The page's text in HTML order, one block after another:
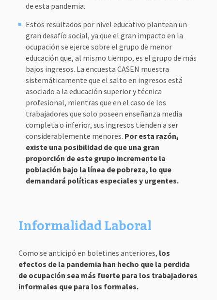
de esta pandemia.
Estos resultados por nivel educativo plantean un
gran desafío social, ya que el gran impacto en la
ocupación se ejerce sobre el grupo de menor
educación que, al mismo tiempo, es el grupo de más
bajos ingresos. La encuesta CASEN muestra
sistemáticamente que el salto en ingresos está
asociado a la educación superior y técnica
profesional, mientras que en el caso de los
trabajadores que solo poseen enseñanza media
completa o inferior, sus ingresos tienden a ser
considerablemente menores. Por esta razón,
existe una posibilidad de que una gran
proporción de este grupo incremente la
población bajo la línea de pobreza, lo que
demandará políticas especiales y urgentes.
Informalidad Laboral
Como se anticipó en boletines anteriores, los
efectos de la pandemia han hecho que la perdida
de ocupación sea más fuerte para los trabajadores
informales que para los formales.